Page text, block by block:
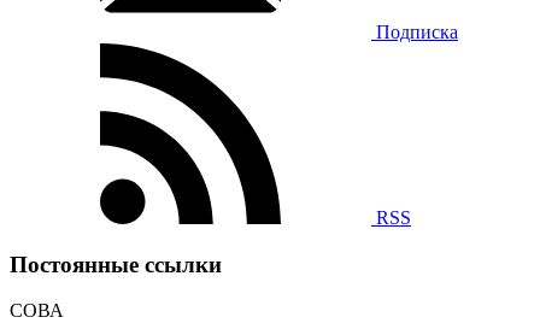
Подписка
RSS
Постоянные ссылки
СОВА